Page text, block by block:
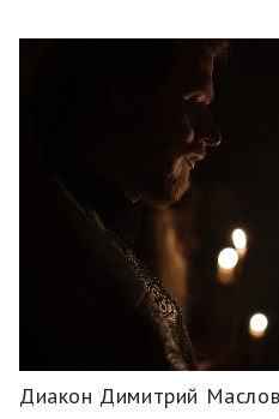
Диакон Димитрий